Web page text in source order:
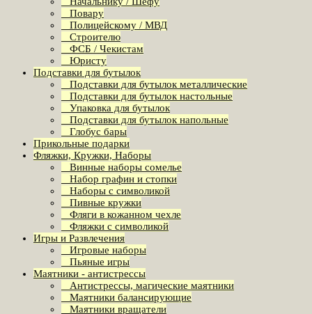
Повару
Полицейскому / МВД
Строителю
ФСБ / Чекистам
Юристу
Подставки для бутылок
Подставки для бутылок металлические
Подставки для бутылок настольные
Упаковка для бутылок
Подставки для бутылок напольные
Глобус бары
Прикольные подарки
Фляжки, Кружки, Наборы
Винные наборы сомелье
Набор графин и стопки
Наборы с символикой
Пивные кружки
Фляги в кожанном чехле
Фляжки с символикой
Игры и Развлечения
Игровые наборы
Пьяные игры
Маятники - антистрессы
Антистрессы, магические маятники
Маятники балансирующие
Маятники вращатели